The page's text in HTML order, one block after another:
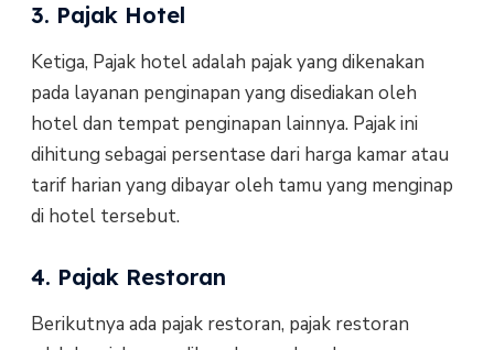
3. Pajak Hotel
Ketiga, Pajak hotel adalah pajak yang dikenakan
pada layanan penginapan yang disediakan oleh
hotel dan tempat penginapan lainnya. Pajak ini
dihitung sebagai persentase dari harga kamar atau
tarif harian yang dibayar oleh tamu yang menginap
di hotel tersebut.
4. Pajak Restoran
Berikutnya ada pajak restoran, pajak restoran